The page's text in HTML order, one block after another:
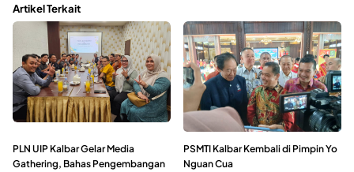
Artikel Terkait
PLN UIP Kalbar Gelar Media
Gathering, Bahas Pengembangan
PSMTI Kalbar Kembali di Pimpin Yo
Nguan Cua